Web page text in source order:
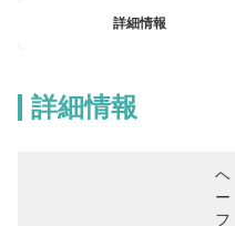
詳細情報
詳細情報
ヘ
ー
フ